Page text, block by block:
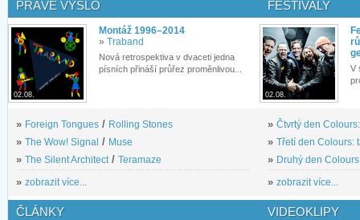
PRÁVĚ VYŠLO
02.08.
Montáž 1996–2014
» Traband
Nová retrospektiva v dvaceti jedna
písních přináší průřez proměnlivou...
» Foreign Tongues / Rolling Stones
» The Wow! Signal / Muse
» The Silent Architect / Teramaze
» zobrazit více...
FESTIVALY
02.08.
V
» Čtvrtý den
» Třetí den Colours:
» Druhý den
» zobrazit více...
ČLÁNKY VIDEOKLIPY